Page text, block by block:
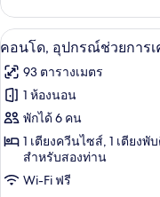
เกี่ยว
กับ
ดี
ซ์
คอน
โด,
4
ห้อง
นอน,
วิว
ทะเลสาบ
เปิด
ภาพถ่าย
ทั้งหมด
ของ
คอน
1
คอนโด, อุปกรณ์ช่วยการเ
93 ตารางเมตร
1 ห้องนอน
พักได้ 6 คน
1 เตียงควีนไซส์, 1 เตียง
สำหรับสองท่าน
Wi-Fi ฟรี